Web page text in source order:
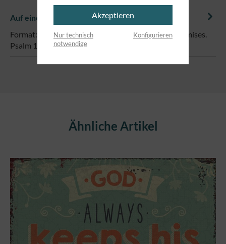
Auf einem Blick
Format: 7,4 x 5,2 cm Text: God always keeps his promises.
Psalm 145:13
Produktgalerie überspringenÄhnliche Artikel
Akzeptieren
Nur technisch
notwendige
Konfigurieren